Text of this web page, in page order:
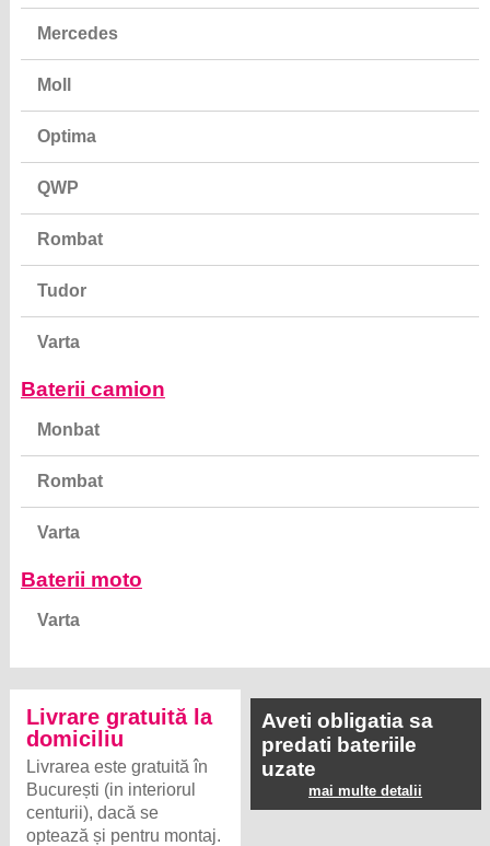
Mercedes
Moll
Optima
QWP
Rombat
Tudor
Varta
Baterii camion
Monbat
Rombat
Varta
Baterii moto
Varta
Livrare gratuită la
domiciliu
Livrarea este gratuită în
București (in interiorul
centurii), dacă se
optează și pentru montaj.
Aveti obligatia sa
predati bateriile
uzate
mai multe detalii